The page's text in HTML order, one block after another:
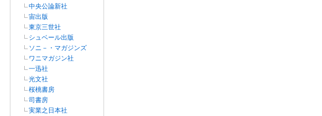
中央公論新社
宙出版
東京三世社
シュベール出版
ソニ－・マガジンズ
ワニマガジン社
一迅社
光文社
桜桃書房
司書房
実業之日本社